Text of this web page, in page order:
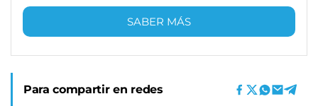
SABER MÁS
Para compartir en redes